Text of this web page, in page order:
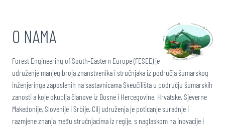
O NAMA
Forest Engineering of South-Eastern Europe (FESEE) je
udruženje manjeg broja znanstvenika i stručnjaka iz područja šumarskog
inženjeringa zaposlenih na sastavnicama Sveučilišta u području šumarskih
zanosti a koje okuplja članove iz Bosne i Hercegovine, Hrvatske, Sjeverne
Makedonije, Slovenije i Srbije. Cilj udruženja je poticanje suradnje i
razmjene znanja među stručnjacima iz regije, s naglaskom na inovacije i